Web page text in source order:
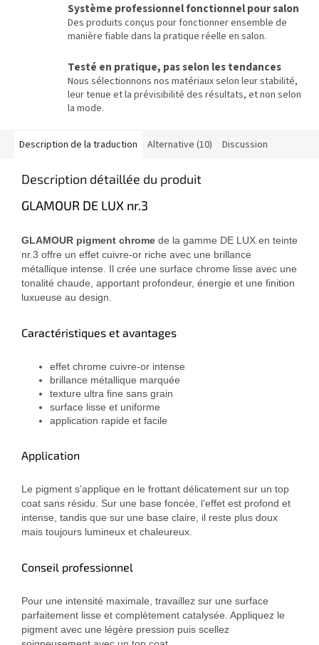
Système professionnel fonctionnel pour salon
Des produits conçus pour fonctionner ensemble de
manière fiable dans la pratique réelle en salon.
Testé en pratique, pas selon les tendances
Nous sélectionnons nos matériaux selon leur stabilité,
leur tenue et la prévisibilité des résultats, et non selon
la mode.
Description de la traduction Alternative (10) Discussion
Description détaillée du produit
GLAMOUR DE LUX nr.3
GLAMOUR pigment chrome de la gamme DE LUX en teinte
nr.3 offre un effet cuivre-or riche avec une brillance
métallique intense. Il crée une surface chrome lisse avec une
tonalité chaude, apportant profondeur, énergie et une finition
luxueuse au design.
Caractéristiques et avantages
effet chrome cuivre-or intense
brillance métallique marquée
texture ultra fine sans grain
surface lisse et uniforme
application rapide et facile
Application
Le pigment s’applique en le frottant délicatement sur un top
coat sans résidu. Sur une base foncée, l’effet est profond et
intense, tandis que sur une base claire, il reste plus doux
mais toujours lumineux et chaleureux.
Conseil professionnel
Pour une intensité maximale, travaillez sur une surface
parfaitement lisse et complètement catalysée. Appliquez le
pigment avec une légère pression puis scellez